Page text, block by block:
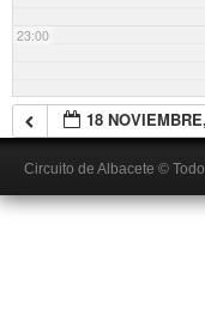
23:00
18
Circuito de Albacete ©